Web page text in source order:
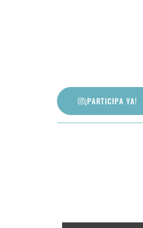
¡PARTICIPA YA!